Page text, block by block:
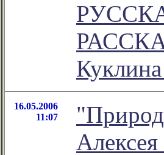
16.05.2006
11:07